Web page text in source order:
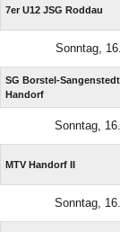
7er U12 JSG Roddau
Sonntag,
SG Borstel-
Handorf
Sonntag,
MTV Handorf II
Sonntag,